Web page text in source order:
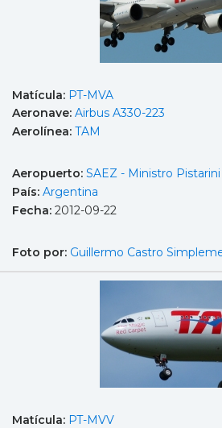
Matícula: PT-MVA
Aeronave: Airbus A330-223
Aerolínea: TAM
Aeropuerto: SAEZ - Ministro
País: Argentina
Fecha: 2012-09-22
Foto por: Guillermo Castro
Matícula: PT-MVV